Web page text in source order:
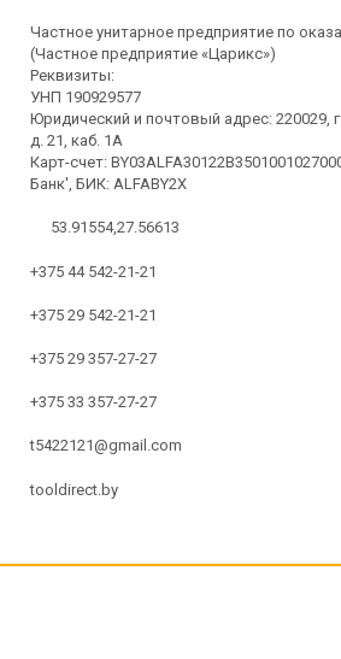
Частное унитарное предприятие по
(Частное предприятие «Царикс»)
Реквизиты:
УНП 190929577
Юридический и почтовый адрес: 220029,
д. 21, каб. 1А
Карт-счет:
Банк', БИК: ALFABY2X
53.91554,27.56613
+375 44 542-21-21
+375 29 542-21-21
+375 29 357-27-27
+375 33 357-27-27
t5422121@gmail.com
tooldirect.by